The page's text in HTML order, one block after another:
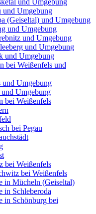
und Umgebung
Umgebung
(Geiseltal) und Umgebung
und Umgebung
und Umgebung
und Umgebung
und Umgebung
bei Weißenfels und
Umgebung
Umgebung
bei Weißenfels
bei Pegau
bei Weißenfels
bei Weißenfels
in Mücheln (Geiseltal)
in Schleberoda
in Schönburg bei